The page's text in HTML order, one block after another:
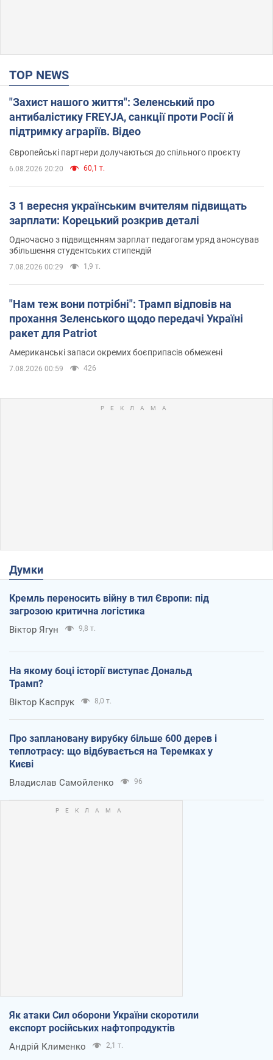
TOP NEWS
"Захист нашого життя": Зеленський про
антибалістику FREYJA, санкції проти Росії й
підтримку аграріїв. Відео
Європейські партнери долучаються до спільного проєкту
6.08.2026 20:20 60,1 т.
З 1 вересня українським вчителям підвищать
зарплати: Корецький розкрив деталі
Одночасно з підвищенням зарплат педагогам уряд анонсував
збільшення студентських стипендій
7.08.2026 00:29 1,9 т.
"Нам теж вони потрібні": Трамп відповів на
прохання Зеленського щодо передачі Україні
ракет для Patriot
Американські запаси окремих боєприпасів обмежені
7.08.2026 00:59 426
Думки
Кремль переносить війну в тил Європи: під
загрозою критична логістика
Віктор Ягун 9,8 т.
На якому боці історії виступає Дональд
Трамп?
Віктор Каспрук 8,0 т.
Про заплановану вирубку більше 600 дерев і
теплотрасу: що відбувається на Теремках у
Києві
Владислав Самойленко 96
Як атаки Сил оборони України скоротили
експорт російських нафтопродуктів
Андрій Клименко 2,1 т.